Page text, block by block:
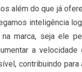
além do que já
inteligência
marca, seja ele
a
contribuindo